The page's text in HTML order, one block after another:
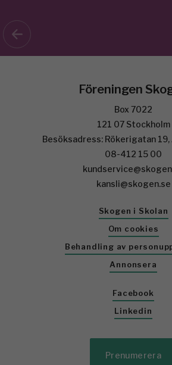
Föreningen
Box 7022
121 07 Stockholm
Besöksadress: Rökerigatan 19,
08-412 15 00
kansli@skogen.se
Skogen i Skolan
Om cookies
Behandling av
Annonsera
Facebook
Linkedin
Prenumerera